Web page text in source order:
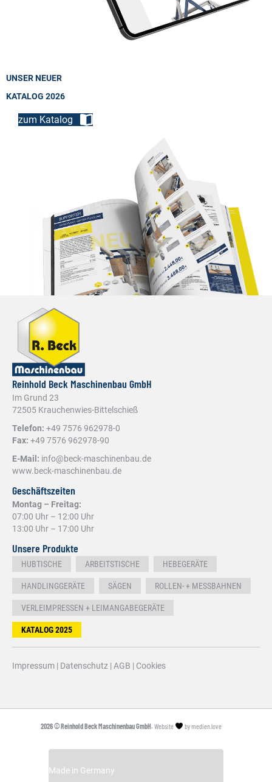
UNSER NEUER
KATALOG 2026
zum Katalog
Reinhold Beck Maschinenbau GmbH
Im Grund 23
72505 Krauchenwies-Bittelschieß
Telefon: +49 7576 962978-0
Fax: +49 7576 962978-90
E-Mail: info@beck-maschinenbau.de
www.beck-maschinenbau.de
Geschäftszeiten
Montag – Freitag:
07:00 Uhr – 12:00 Uhr
13:00 Uhr – 17:00 Uhr
Unsere Produkte
HUBTISCHE ARBEITSTISCHE HEBEGERÄTE
HANDLINGGERÄTE SÄGEN ROLLEN- + MESSBAHNEN
VERLEIMPRESSEN + LEIMANGABEGERÄTE
KATALOG 2025
Impressum | Datenschutz | AGB | Cookies
2026 © Reinhold Beck Maschinenbau GmbH. Website bymedien.love
Made in Germany